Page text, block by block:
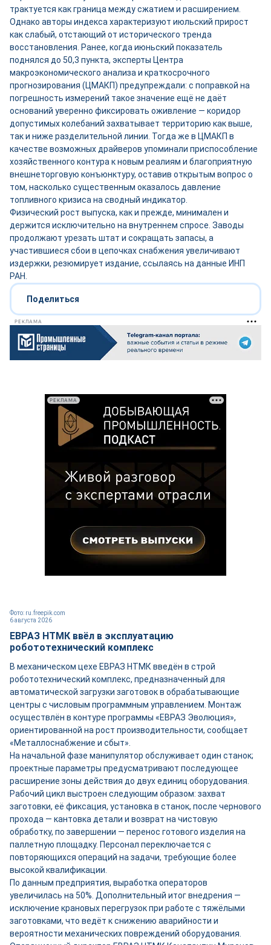
трактуется как граница между сжатием и расширением.
Однако авторы индекса характеризуют июльский прирост
как слабый, отстающий от исторического тренда
восстановления. Ранее, когда июньский показатель
поднялся до 50,3 пункта, эксперты Центра
макроэкономического анализа и краткосрочного
прогнозирования (ЦМАКП) предупреждали: с поправкой на
погрешность измерений такое значение ещё не даёт
оснований уверенно фиксировать оживление — коридор
допустимых колебаний захватывает территорию как выше,
так и ниже разделительной линии. Тогда же в ЦМАКП в
качестве возможных драйверов упоминали приспособление
хозяйственного контура к новым реалиям и благоприятную
внешнеторговую конъюнктуру, оставив открытым вопрос о
том, насколько существенным оказалось давление
топливного кризиса на сводный индикатор.
Физический рост выпуска, как и прежде, минимален и
держится исключительно на внутреннем спросе. Заводы
продолжают урезать штат и сокращать запасы, а
участившиеся сбои в цепочках снабжения увеличивают
издержки, резюмирует издание, ссылаясь на данные ИНП
РАН.
Поделиться
РЕКЛАМА
6 августа 2026
Фото: ru.freepik.com
ЕВРАЗ НТМК ввёл в эксплуатацию
робототехнический комплекс
В механическом цехе ЕВРАЗ НТМК введён в строй
робототехнический комплекс, предназначенный для
автоматической загрузки заготовок в обрабатывающие
центры с числовым программным управлением. Монтаж
осуществлён в контуре программы «ЕВРАЗ Эволюция»,
ориентированной на рост производительности, сообщает
«Металлоснабжение и сбыт».
На начальной фазе манипулятор обслуживает один станок;
проектные параметры предусматривают последующее
расширение зоны действия до двух единиц оборудования.
Рабочий цикл выстроен следующим образом: захват
заготовки, её фиксация, установка в станок, после чернового
прохода — кантовка детали и возврат на чистовую
обработку, по завершении — перенос готового изделия на
паллетную площадку. Персонал переключается с
повторяющихся операций на задачи, требующие более
высокой квалификации.
По данным предприятия, выработка операторов
увеличилась на 50%. Дополнительный итог внедрения —
исключение крановых перегрузок при работе с тяжёлыми
заготовками, что ведёт к снижению аварийности и
вероятности механических повреждений оборудования.
РЕКЛАМА